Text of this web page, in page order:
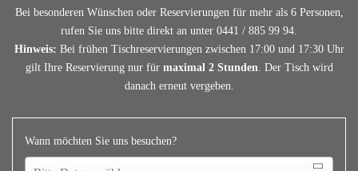
Bei besonderen Wünschen oder Reservierungen für mehr als 6 Personen,
rufen Sie uns bitte direkt an unter 0441 / 885 99 94.
Hinweis: Bei frühen Tischreservierungen zwischen 17:00 und 17:30 Uhr
gilt Ihre Reservierung nur für maximal 2 Stunden . Der Tisch wird
danach erneut vergeben.
Wann möchten Sie uns besuchen?